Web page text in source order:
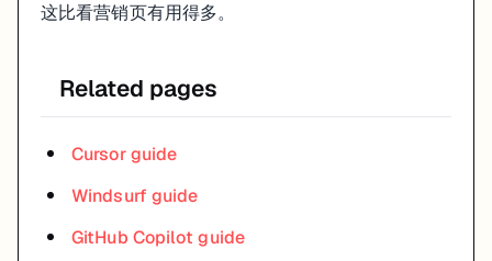
这比看营销页有用得多。
Related pages
Cursor guide
Windsurf guide
GitHub Copilot guide